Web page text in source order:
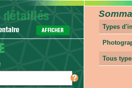
Types
Tous